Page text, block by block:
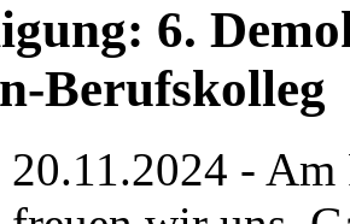
6.
Berufskolleg
20.11.2024 - Am